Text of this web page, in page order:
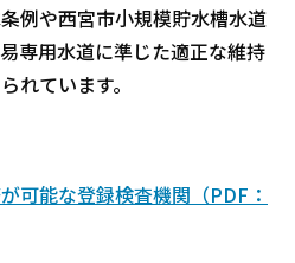
例や西宮市小規模貯水槽水道
専用水道に準じた適正な維持
れています。
可能な登録検査機関（PDF：